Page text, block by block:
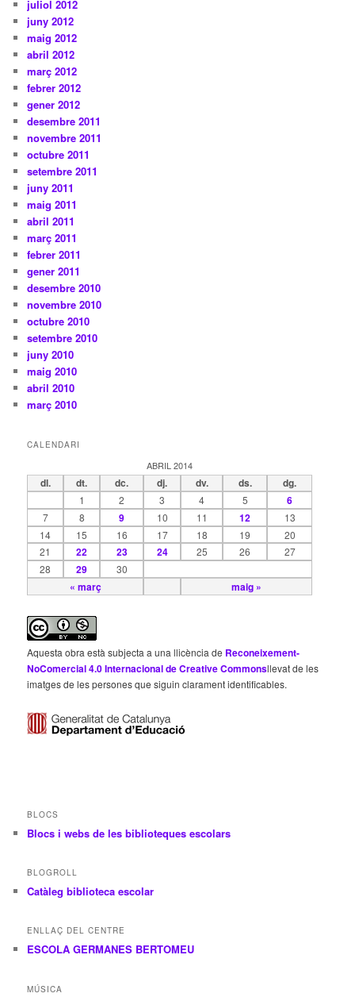
juliol 2012
juny 2012
maig 2012
abril 2012
març 2012
febrer 2012
gener 2012
desembre 2011
novembre 2011
octubre 2011
setembre 2011
juny 2011
maig 2011
abril 2011
març 2011
febrer 2011
gener 2011
desembre 2010
novembre 2010
octubre 2010
setembre 2010
juny 2010
maig 2010
abril 2010
març 2010
CALENDARI
ABRIL 2014
dl. dt. dc. dj. dv. ds. dg.
« març maig »
1 2 3 4 5 6
7 8 9 10 11 12
13
14
15 16 17 18 19
20
21
22 23 24 25 26
27
28
29 30
Aquesta obra està subjecta a una llicència de Reconeixement-
NoComercial 4.0 Internacional de Creative Commonsllevat de les
imatges de les persones que siguin clarament identificables.
BLOCS
Blocs i webs de les biblioteques escolars
BLOGROLL
Catàleg biblioteca escolar
ENLLAÇ DEL CENTRE
ESCOLA GERMANES BERTOMEU
MÚSICA